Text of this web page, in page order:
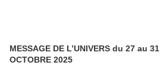
MESSAGE DE L’UNIVERS du 27 au 31
OCTOBRE 2025